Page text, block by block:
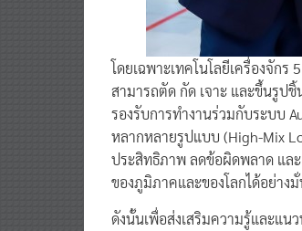
โดยเฉพาะเทคโนโลยีเครื่องจัก
สามารถตัด กัด เจาะ และขึ้นรูป
รองรับการทำงานร่วมกับระบบ
หลากหลายรูปแบบ (High-Mix
ประสิทธิภาพ ลดข้อผิดพลาด แล
ของภูมิภาคและของโลกได้อย่าง
ดังนั้นเพื่อส่งเสริมความรู้และแ